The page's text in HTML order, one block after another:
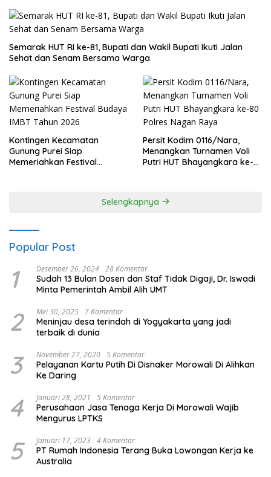
Semarak HUT RI ke-81, Bupati dan Wakil Bupati Ikuti Jalan
Sehat dan Senam Bersama Warga
Kontingen Kecamatan
Gunung Purei Siap
Memeriahkan Festival
Persit Kodim 0116/Nara,
Menangkan Turnamen Voli
Putri HUT Bhayangkara ke-
Selengkapnya
Popular Post
1 Desember 26, 2024 28 Komentar
Sudah 13 Bulan Dosen dan Staf Tidak Digaji, Dr. Iswadi
Minta Pemerintah Ambil Alih UMT
2 Mei 30, 2025 7 Komentar
Meninjau desa terindah di Yogyakarta yang jadi
terbaik di dunia
3 November 27, 2020 5 Komentar
Pelayanan Kartu Putih Di Disnaker Morowali Di Alihkan
Ke Daring
4 Januari 28, 2021 5 Komentar
Perusahaan Jasa Tenaga Kerja Di Morowali Wajib
Mengurus LPTKS
5 Januari 17, 2023 4 Komentar
PT Rumah Indonesia Terang Buka Lowongan Kerja ke
Australia